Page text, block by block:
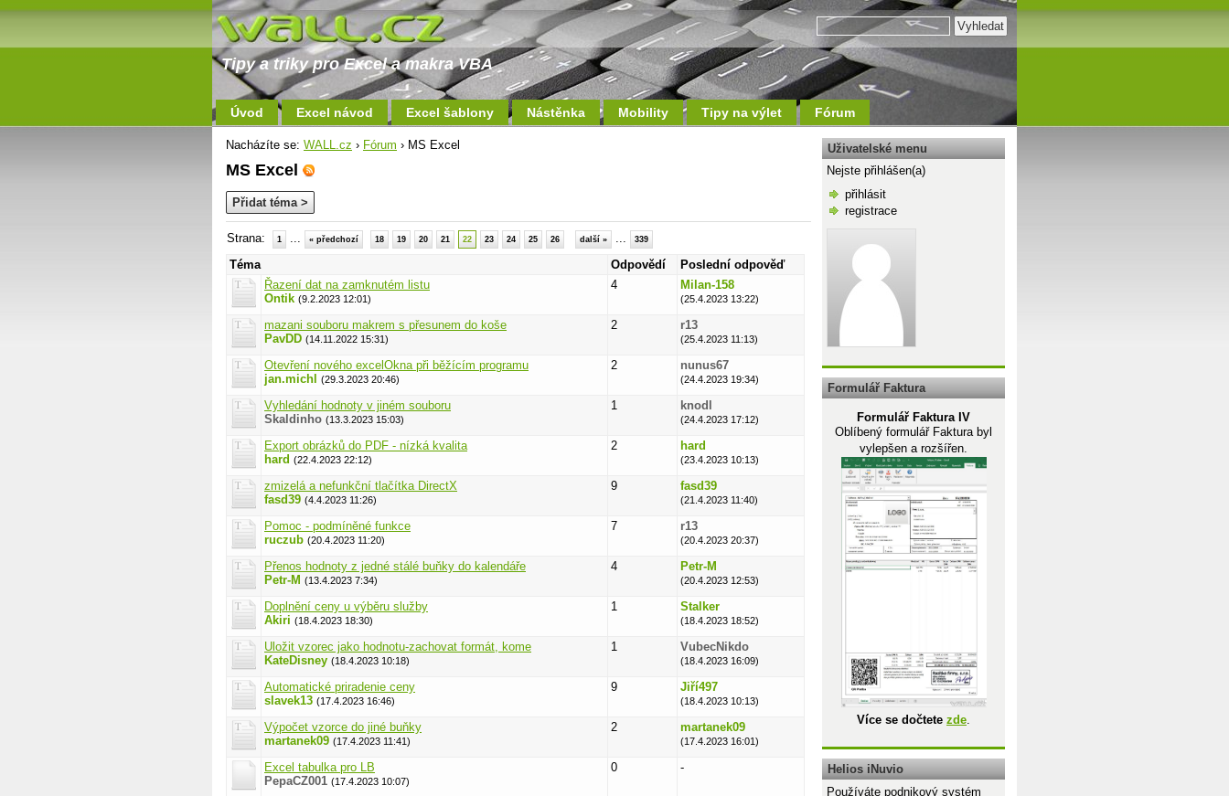
Tipy a triky pro Excel a makra VBA
Úvod Excel návod Excel šablony Nástěnka Mobility Tipy na výlet Fórum
Nacházíte se: WALL.cz › Fórum › MS Excel
MS Excel
Přidat téma >
Strana: 1 ... « předchozí 18 19 20 21 22 23 24 25 26 další » ... 339
Téma Odpovědí
Poslední odpověď
Řazení dat na zamknutém listu
Ontik (9.2.2023 12:01)
4 Milan-158
(25.4.2023 13:22)
mazani souboru makrem s přesunem do koše
PavDD (14.11.2022 15:31)
2 r13
(25.4.2023 11:13)
Otevření nového excelOkna při běžícím programu
jan.michl
(29.3.2023 20:46)
2 nunus67
(24.4.2023 19:34)
Vyhledání hodnoty v jiném souboru
Skaldinho (13.3.2023 15:03)
1 knodl
(24.4.2023 17:12)
Export obrázků do PDF - nízká kvalita
hard (22.4.2023 22:12)
2 hard
(23.4.2023 10:13)
zmizelá a nefunkční tlačítka DirectX
fasd39 (4.4.2023 11:26)
9 fasd39
(21.4.2023 11:40)
Pomoc - podmíněné funkce
ruczub (20.4.2023 11:20)
7 r13
(20.4.2023 20:37)
Přenos hodnoty z jedné stálé buňky do kalendáře
Petr-M (13.4.2023 7:34)
4 Petr-M
(20.4.2023 12:53)
Doplnění ceny u výběru služby
Akiri (18.4.2023 18:30)
1 Stalker
(18.4.2023 18:52)
Uložit vzorec jako hodnotu-zachovat formát, kome
KateDisney (18.4.2023 10:18)
1 VubecNikdo
(18.4.2023 16:09)
Automatické priradenie ceny
slavek13 (17.4.2023 16:46)
9 Jiří497
(18.4.2023 10:13)
Výpočet vzorce do jiné buňky
martanek09 (17.4.2023 11:41)
2 martanek09
(17.4.2023 16:01)
Excel tabulka pro LB
PepaCZ001 (17.4.2023 10:07)
0 -
Uživatelské menu
Nejste přihlášen(a)
přihlásit
registrace
Formulář Faktura
Formulář Faktura IV
Oblíbený formulář Faktura byl
vylepšen a rozšířen.
Více se dočtete zde.
Helios iNuvio
Používáte podnikový systém